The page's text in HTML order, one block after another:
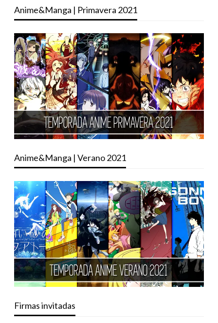
Anime&Manga | Primavera 2021
Anime&Manga | Verano 2021
Firmas invitadas